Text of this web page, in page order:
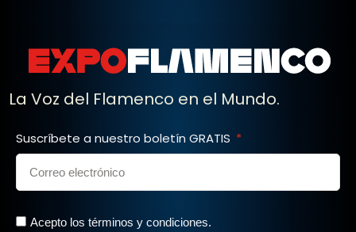
La Voz del Flamenco en el Mundo.
Suscríbete a nuestro boletín GRATIS
Acepto los términos y condiciones.